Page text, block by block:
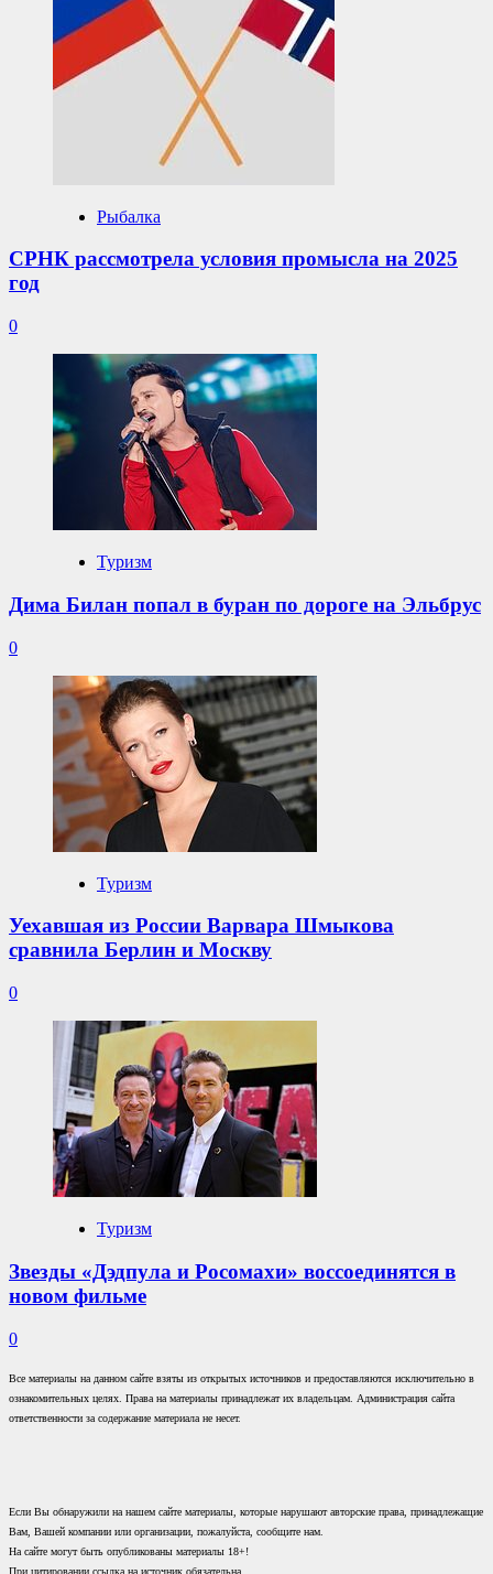
Рыбалка
СРНК рассмотрела условия промысла на 2025
год
0
Туризм
Дима Билан попал в буран по дороге на Эльбрус
0
Туризм
Уехавшая из России Варвара Шмыкова
сравнила Берлин и Москву
0
Туризм
Звезды «Дэдпула и Росомахи» воссоединятся в
новом фильме
0
Все материалы на данном сайте взяты из открытых источников и предоставляются исключительно в
ознакомительных целях. Права на материалы принадлежат их владельцам. Администрация сайта
ответственности за содержание материала не несет.
Если Вы обнаружили на нашем сайте материалы, которые нарушают авторские права, принадлежащие
Вам, Вашей компании или организации, пожалуйста, сообщите нам.
На сайте могут быть опубликованы материалы 18+!
При цитировании ссылка на источник обязательна.